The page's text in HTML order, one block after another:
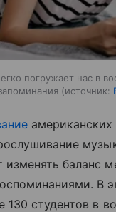
погружает нас в
источник:
американских
изменять баланс
В
130 студентов в